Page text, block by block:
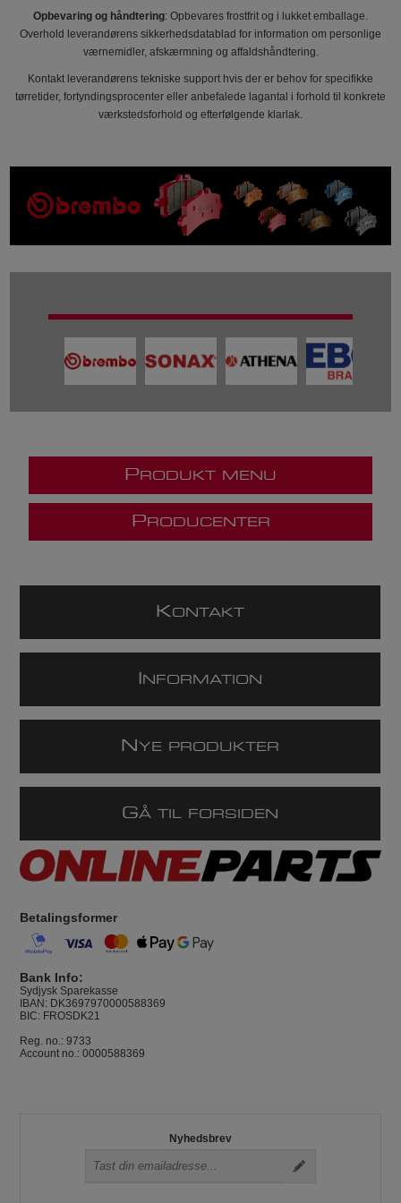
Opbevaring og håndtering: Opbevares frostfrit og i lukket emballage.
Overhold leverandørens sikkerhedsdatablad for information om personlige
værnemidler, afskærmning og affaldshåndtering.
Kontakt leverandørens tekniske support hvis der er behov for specifikke
tørretider, fortyndingsprocenter eller anbefalede lagantal i forhold til konkrete
værkstedsforhold og efterfølgende klarlak.
P RODUKT MENU
P RODUCENTER
KONTAKT
NFORMATION
N YE PRODUKTER
GÅ TIL FORSIDEN
Betalingsformer
Bank Info:
Sydjysk Sparekasse
IBAN: DK3697970000588369
BIC: FROSDK21
Reg. no.: 9733
Account no.: 0000588369
Nyhedsbrev